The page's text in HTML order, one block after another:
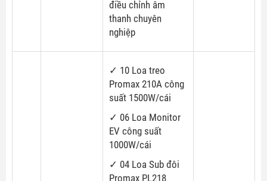
điều chỉnh âm
thanh chuyên
nghiệp
✓ 10 Loa treo
Promax 210A công
suất 1500W/cái
✓ 06 Loa Monitor
EV công suất
1000W/cái
✓ 04 Loa Sub đôi
Promax PL218